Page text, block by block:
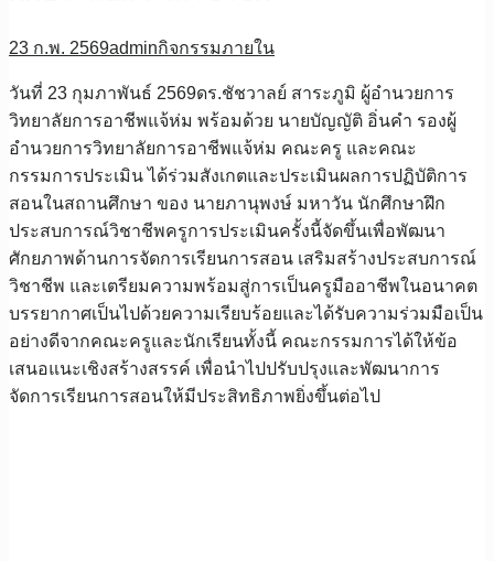
23 ก.พ. 2569adminกิจกรรมภายใน
วันที่ 23 กุมภาพันธ์ 2569ดร.ชัชวาลย์ สาระภูมิ ผู้อำนวยการ
วิทยาลัยการอาชีพแจ้ห่ม พร้อมด้วย นายบัญญัติ อิ่นคำ รองผู้
อำนวยการวิทยาลัยการอาชีพแจ้ห่ม คณะครู และคณะ
กรรมการประเมิน ได้ร่วมสังเกตและประเมินผลการปฏิบัติการ
สอนในสถานศึกษา ของ นายภานุพงษ์ มหาวัน นักศึกษาฝึก
ประสบการณ์วิชาชีพครูการประเมินครั้งนี้จัดขึ้นเพื่อพัฒนา
ศักยภาพด้านการจัดการเรียนการสอน เสริมสร้างประสบการณ์
วิชาชีพ และเตรียมความพร้อมสู่การเป็นครูมืออาชีพในอนาคต
บรรยากาศเป็นไปด้วยความเรียบร้อยและได้รับความร่วมมือเป็น
อย่างดีจากคณะครูและนักเรียนทั้งนี้ คณะกรรมการได้ให้ข้อ
เสนอแนะเชิงสร้างสรรค์ เพื่อนำไปปรับปรุงและพัฒนาการ
จัดการเรียนการสอนให้มีประสิทธิภาพยิ่งขึ้นต่อไป